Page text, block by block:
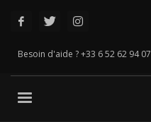
Besoin d'aide ? +33 6 52 62 94 07